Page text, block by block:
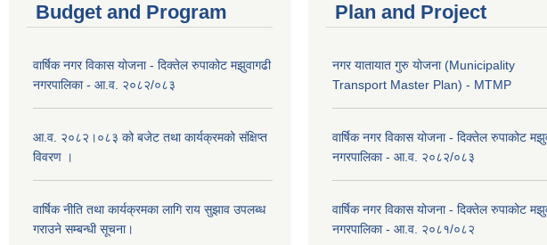
Budget and Program
वार्षिक नगर विकास योजना - दिक्तेल रुपाकोट मझुवागढी
नगरपालिका - आ.व. २०८२/०८३
आ.व. २०८२।०८३ को बजेट तथा कार्यक्रमको संक्षिप्त
विवरण ।
वार्षिक नीति तथा कार्यक्रमका लागि राय सुझाव उपलब्ध
गराउने सम्बन्धी सूचना।
Plan and Project
नगर यातायात गुरु योजना (Municipality
Transport Master Plan) - MTMP
वार्षिक नगर विकास योजना - दिक्तेल रुपाकोट
नगरपालिका - आ.व. २०८२/०८३
वार्षिक नगर विकास योजना - दिक्तेल रुपाकोट
नगरपालिका - आ.व. २०८१/०८२